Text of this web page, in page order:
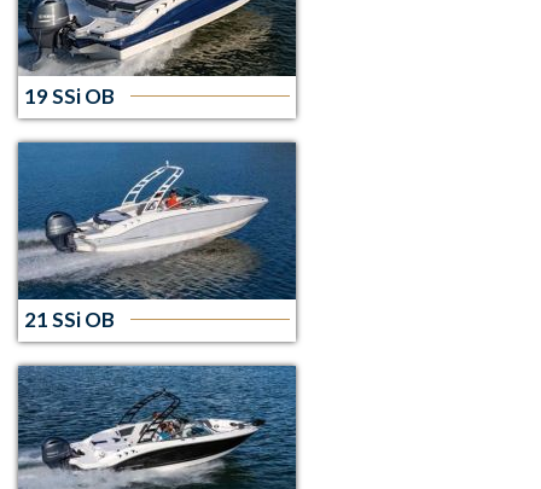
19 SSi OB
21 SSi OB